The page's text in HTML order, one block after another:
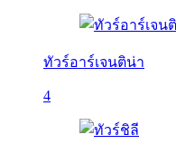
ทัวร์อาร์เจนติน่า
4